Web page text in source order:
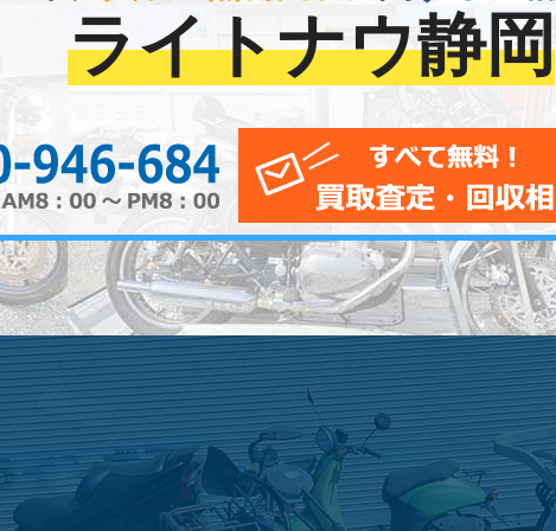
ライトナウ静岡
0120-956-684